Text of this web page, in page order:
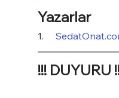
Yazarlar
1.
!!! DUYURU